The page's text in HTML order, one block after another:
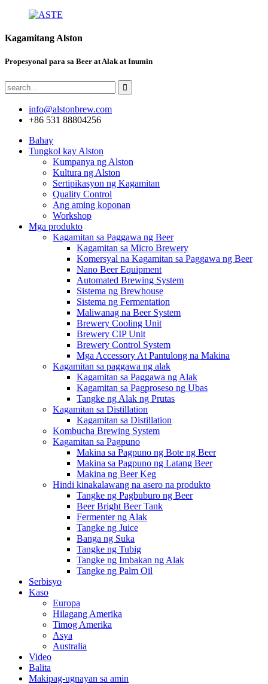
Kagamitang Alston
Propesyonal para sa Beer at Alak at Inumin
info@alstonbrew.com
+86 531 88804256
Bahay
Tungkol kay Alston
Kumpanya ng Alston
Kultura ng Alston
Sertipikasyon ng Kagamitan
Quality Control
Ang aming koponan
Workshop
Mga produkto
Kagamitan sa Paggawa ng Beer
Kagamitan sa Micro Brewery
Komersyal na Kagamitan sa Paggawa ng Beer
Nano Beer Equipment
Automated Brewing System
Sistema ng Brewhouse
Sistema ng Fermentation
Maliwanag na Beer System
Brewery Cooling Unit
Brewery CIP Unit
Brewery Control System
Mga Accessory At Pantulong na Makina
Kagamitan sa paggawa ng alak
Kagamitan sa Paggawa ng Alak
Kagamitan sa Pagproseso ng Ubas
Tangke ng Alak ng Prutas
Kagamitan sa Distillation
Kagamitan sa Distillation
Kombucha Brewing System
Kagamitan sa Pagpuno
Makina sa Pagpuno ng Bote ng Beer
Makina sa Pagpuno ng Latang Beer
Makina ng Beer Keg
Hindi kinakalawang na asero na produkto
Tangke ng Pagbuburo ng Beer
Beer Bright Beer Tank
Fermenter ng Alak
Tangke ng Juice
Banga ng Suka
Tangke ng Tubig
Tangke ng Imbakan ng Alak
Tangke ng Palm Oil
Serbisyo
Kaso
Europa
Hilagang Amerika
Timog Amerika
Asya
Australia
Video
Balita
Makipag-ugnayan sa amin